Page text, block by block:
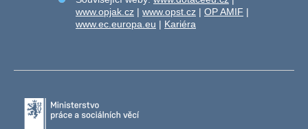
www.opjak.cz | www.opst.cz | OP AMIF |
www.ec.europa.eu | Kariéra